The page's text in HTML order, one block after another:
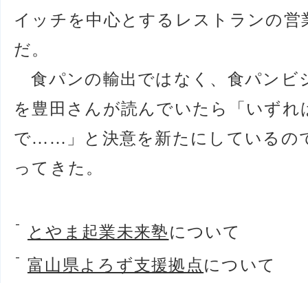
イッチを中心とするレストランの
だ。
食パンの輸出ではなく、食パンビ
を豊田さんが読んでいたら「いず
で……」と決意を新たにしているの
ってきた。
とやま起業未来塾について
富山県よろず支援拠点について